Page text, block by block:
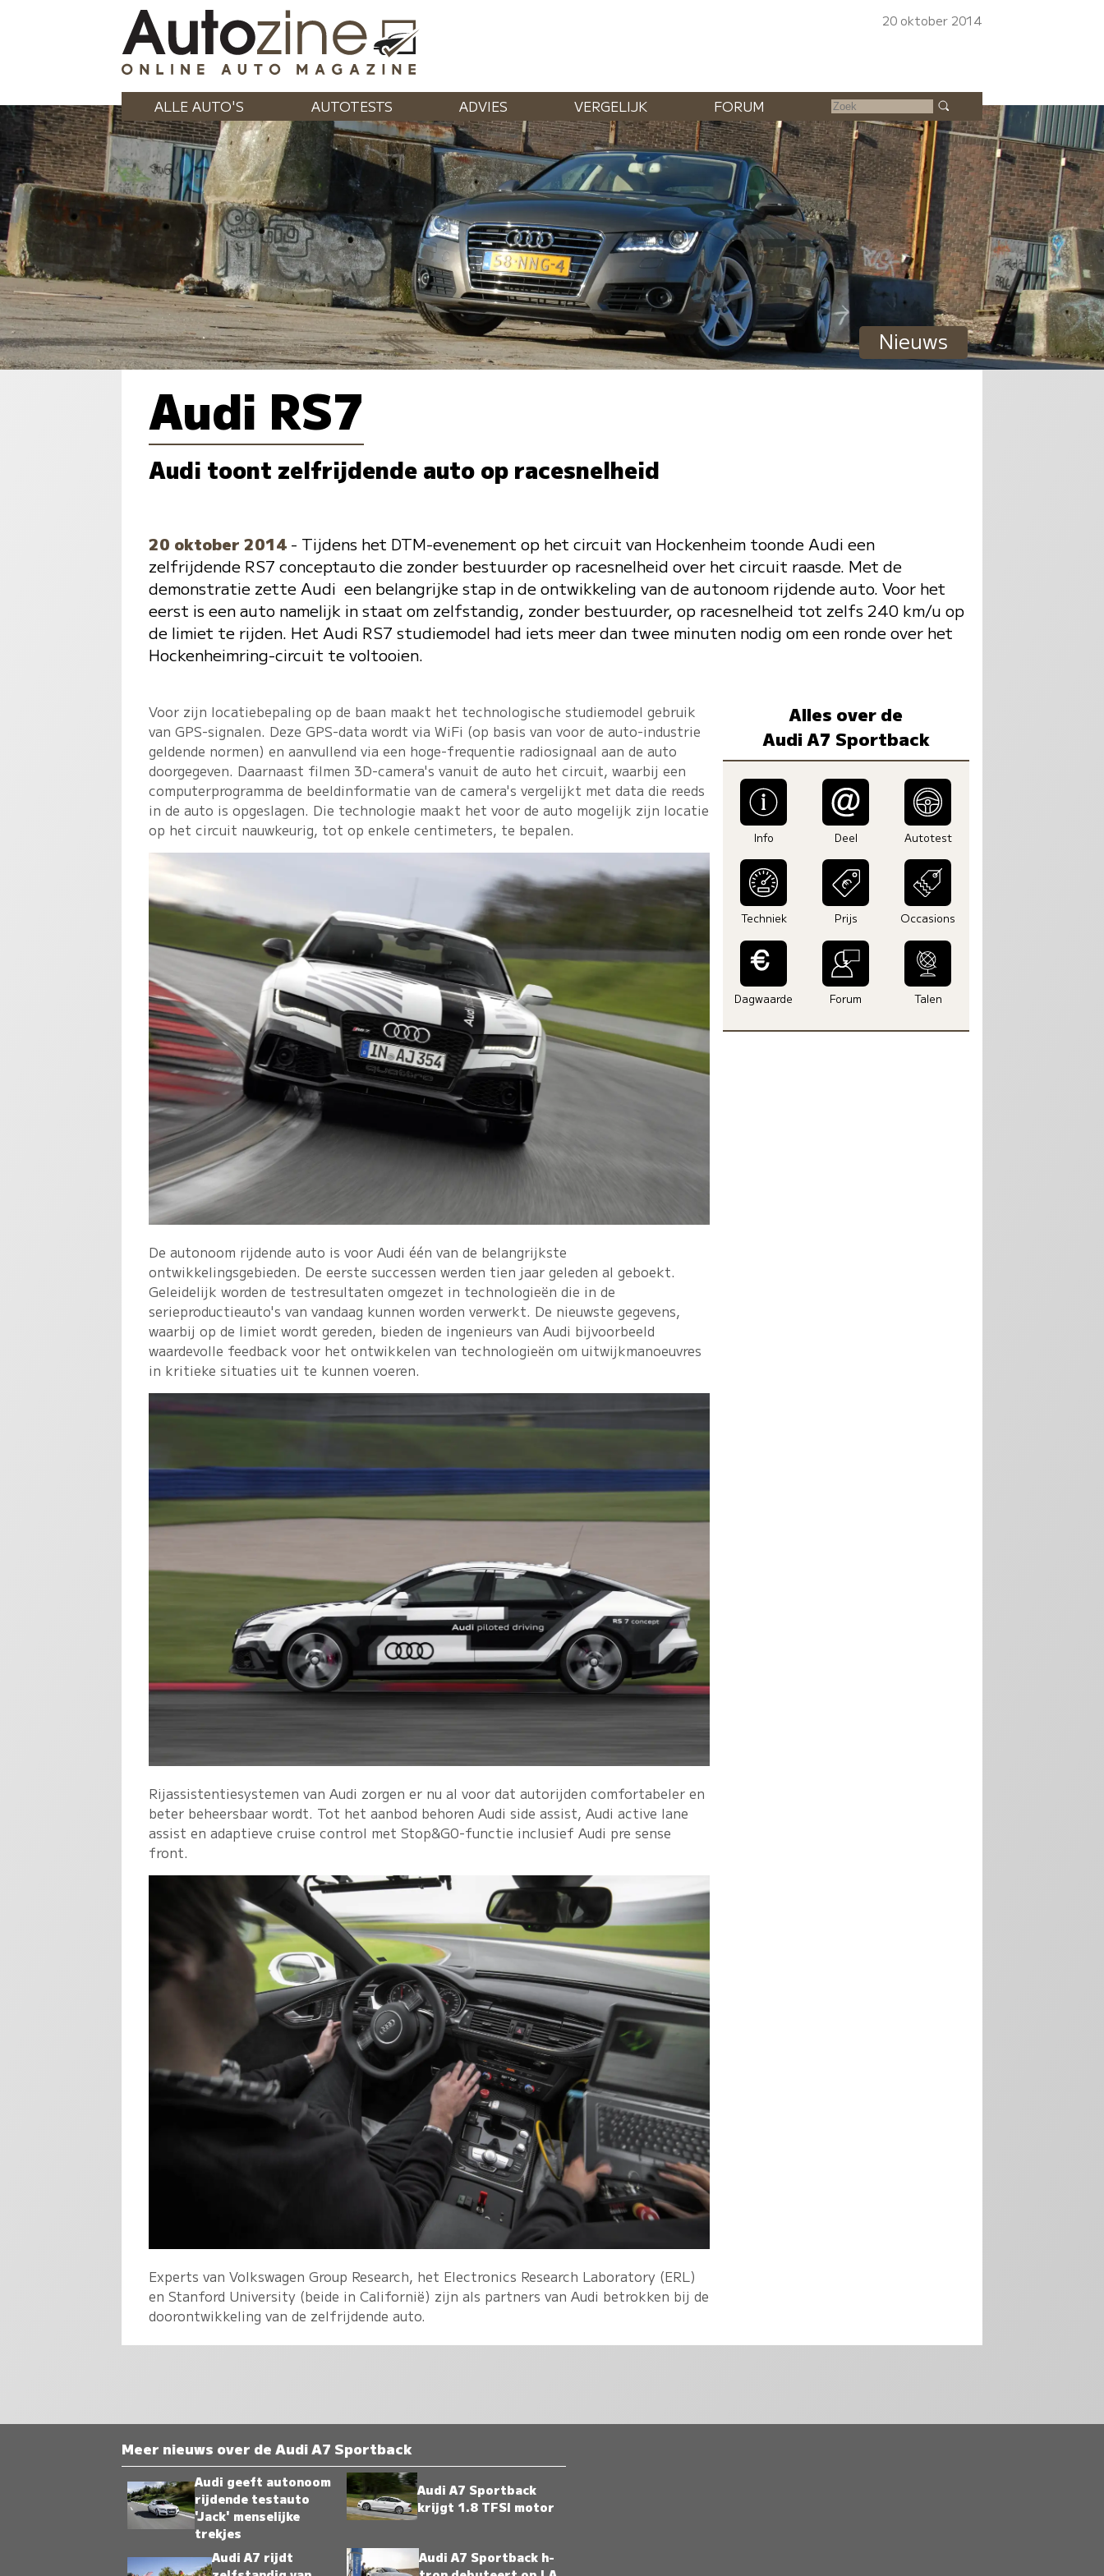
20 oktober 2014
ALLE AUTO'S AUTOTESTS ADVIES VERGELIJK FORUM
Nieuws
Audi RS7
Audi toont zelfrijdende auto op racesnelheid
20 oktober 2014 - Tijdens het DTM-evenement op het circuit van Hockenheim toonde Audi een
zelfrijdende RS7 conceptauto die zonder bestuurder op racesnelheid over het circuit raasde. Met de
demonstratie zette Audi een belangrijke stap in de ontwikkeling van de autonoom rijdende auto. Voor het
eerst is een auto namelijk in staat om zelfstandig, zonder bestuurder, op racesnelheid tot zelfs 240 km/u op
de limiet te rijden. Het Audi RS7 studiemodel had iets meer dan twee minuten nodig om een ronde over het
Hockenheimring-circuit te voltooien.
Voor zijn locatiebepaling op de baan maakt het technologische studiemodel gebruik
van GPS-signalen. Deze GPS-data wordt via WiFi (op basis van voor de auto-industrie
geldende normen) en aanvullend via een hoge-frequentie radiosignaal aan de auto
doorgegeven. Daarnaast filmen 3D-camera's vanuit de auto het circuit, waarbij een
computerprogramma de beeldinformatie van de camera's vergelijkt met data die reeds
in de auto is opgeslagen. Die technologie maakt het voor de auto mogelijk zijn locatie
op het circuit nauwkeurig, tot op enkele centimeters, te bepalen.
De autonoom rijdende auto is voor Audi één van de belangrijkste
ontwikkelingsgebieden. De eerste successen werden tien jaar geleden al geboekt.
Geleidelijk worden de testresultaten omgezet in technologieën die in de
serieproductieauto's van vandaag kunnen worden verwerkt. De nieuwste gegevens,
waarbij op de limiet wordt gereden, bieden de ingenieurs van Audi bijvoorbeeld
waardevolle feedback voor het ontwikkelen van technologieën om uitwijkmanoeuvres
in kritieke situaties uit te kunnen voeren.
Rijassistentiesystemen van Audi zorgen er nu al voor dat autorijden comfortabeler en
beter beheersbaar wordt. Tot het aanbod behoren Audi side assist, Audi active lane
assist en adaptieve cruise control met Stop&G0-functie inclusief Audi pre sense
front.
Experts van Volkswagen Group Research, het Electronics Research Laboratory (ERL)
en Stanford University (beide in Californië) zijn als partners van Audi betrokken bij de
doorontwikkeling van de zelfrijdende auto.
Alles over de
Audi A7 Sportback
Info Deel Autotest
Techniek Prijs Occasions
Dagwaarde Forum Talen
Meer nieuws over de Audi A7 Sportback
Audi geeft autonoom
rijdende testauto
'Jack' menselijke
trekjes
Audi A7 Sportback
krijgt 1.8 TFSI motor
Audi A7 rijdt
Audi A7 Sportback h-